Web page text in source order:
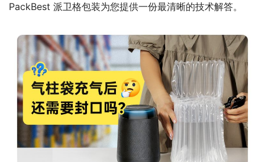
PackBest 派卫格包装为您提供一份最清晰的技术解答。